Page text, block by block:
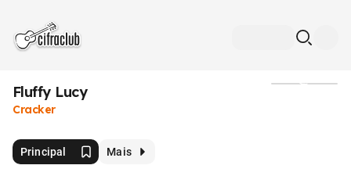
Fluffy Lucy
Cracker
Principal Mais